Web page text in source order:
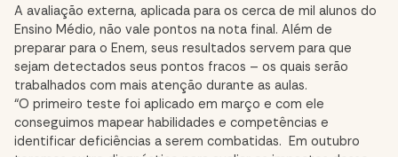
A avaliação externa, aplicada para os cerca de mil alunos do
Ensino Médio, não vale pontos na nota final. Além de
preparar para o Enem, seus resultados servem para que
sejam detectados seus pontos fracos – os quais serão
trabalhados com mais atenção durante as aulas.
“O primeiro teste foi aplicado em março e com ele
conseguimos mapear habilidades e competências e
identificar deficiências a serem combatidas. Em outubro